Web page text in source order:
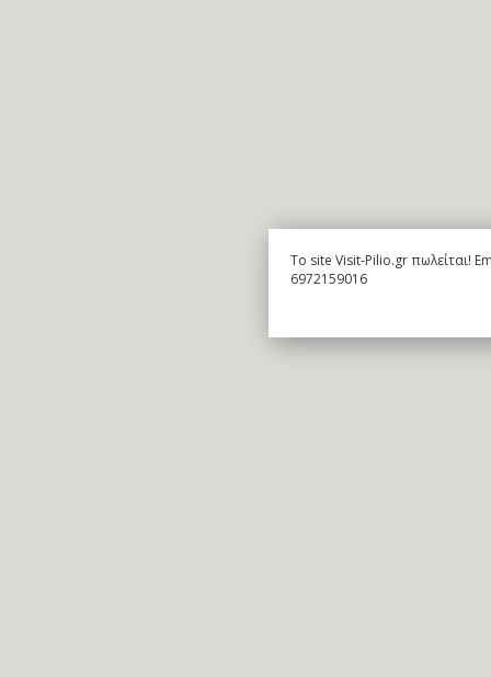
To site Visit-Pilio.gr πωλείται!
6972159016